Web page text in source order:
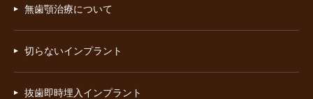
無歯顎治療について
切らないインプラント
抜歯即時埋入インプラント